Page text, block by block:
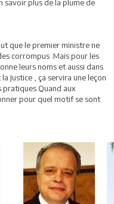
savoir plus de la plume de
que le premier ministre ne
corrompus .Mais pour les
leurs noms et aussi dans
Justice , ça servira une leçon
pratiques.Quand aux
pour quel motif se sont